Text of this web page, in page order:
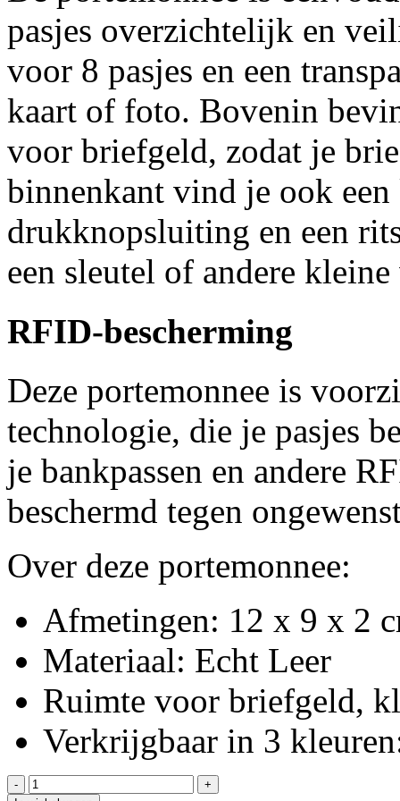
pasjes overzichtelijk en
voor 8 pasjes en een
kaart of foto. Bovenin
voor briefgeld, zodat je
binnenkant vind je ook
drukknopsluiting en een
een sleutel of andere
RFID-bescherming
Deze portemonnee is
technologie, die je pasjes
je bankpassen en andere
beschermd tegen
Over deze portemonnee:
Afmetingen: 12 x 9 x 2
Materiaal: Echt Leer
Ruimte voor briefgeld,
Verkrijgbaar in 3